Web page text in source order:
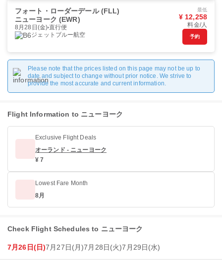
フォート・ローダーデール (FLL)
ニューヨーク (EWR)
8月28日(金) 直行便
ジェットブルー航空
最低
¥ 12,258
料金/人
予約
Please note that the prices listed on this page may not be up to
date and subject to change without prior notice. We strive to
provide the most accurate and current information.
Flight Information to ニューヨーク
Exclusive Flight Deals
オーランド - ニューヨーク
¥ 7
Lowest Fare Month
8月
Check Flight Schedules to ニューヨーク
7月26日(日)7月27日(月)7月28日(火)7月29日(水)